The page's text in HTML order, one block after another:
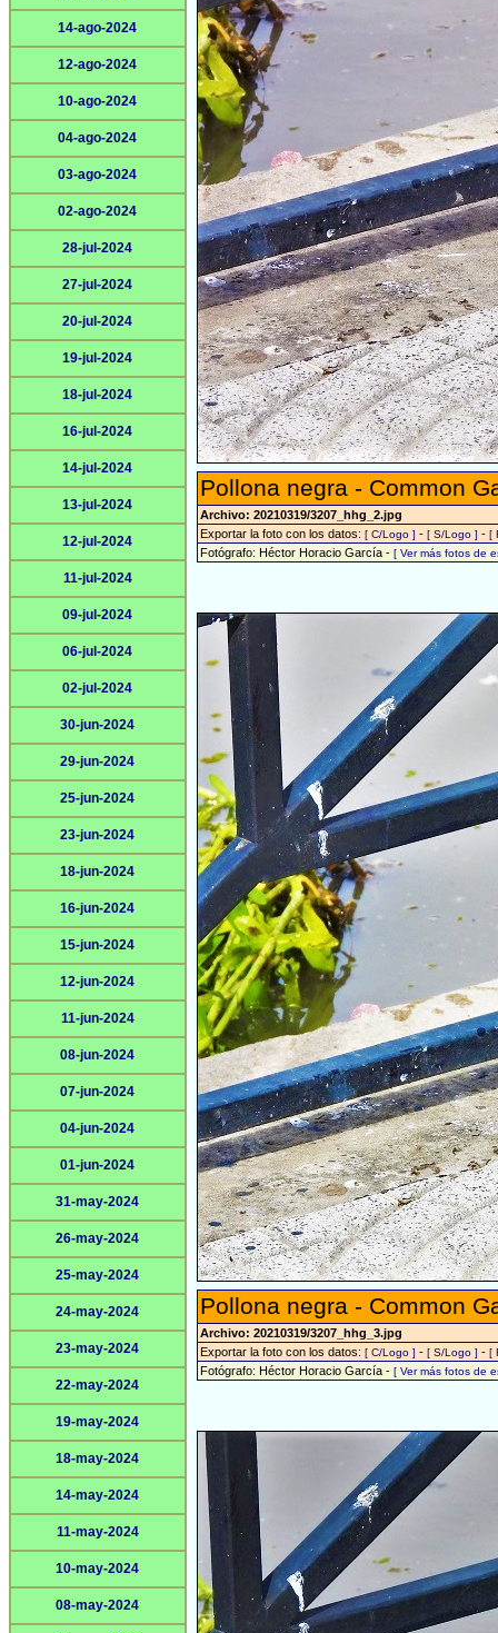
14-ago-2024
12-ago-2024
10-ago-2024
04-ago-2024
03-ago-2024
02-ago-2024
28-jul-2024
27-jul-2024
20-jul-2024
19-jul-2024
18-jul-2024
16-jul-2024
14-jul-2024
13-jul-2024
12-jul-2024
11-jul-2024
09-jul-2024
06-jul-2024
02-jul-2024
30-jun-2024
29-jun-2024
25-jun-2024
23-jun-2024
18-jun-2024
16-jun-2024
15-jun-2024
12-jun-2024
11-jun-2024
08-jun-2024
07-jun-2024
04-jun-2024
01-jun-2024
31-may-2024
26-may-2024
25-may-2024
24-may-2024
23-may-2024
22-may-2024
19-may-2024
18-may-2024
14-may-2024
11-may-2024
10-may-2024
08-may-2024
Pollona negra - Common
Archivo: 20210319/3207_hhg_2.jpg
Exportar la foto con los datos: [ C/Logo ] - [ S/Logo ] - [
Fotógrafo: Héctor Horacio García - [ Ver más fotos de
Pollona negra - Common
Archivo: 20210319/3207_hhg_3.jpg
Exportar la foto con los datos: [ C/Logo ] - [ S/Logo ] - [
Fotógrafo: Héctor Horacio García - [ Ver más fotos de